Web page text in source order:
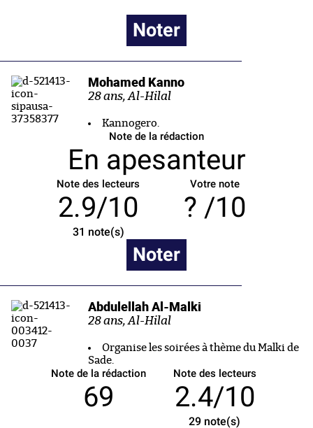
Noter
Mohamed Kanno
28 ans, Al-Hilal
Kannogero.
Note de la rédaction
En apesanteur
Note des lecteurs
2.9/10
31 note(s)
Votre note
/10
Noter
Abdulellah Al-Malki
28 ans, Al-Hilal
Organise les soirées à thème du Malki de
Sade.
Note de la rédaction
69
Note des lecteurs
2.4/10
29 note(s)